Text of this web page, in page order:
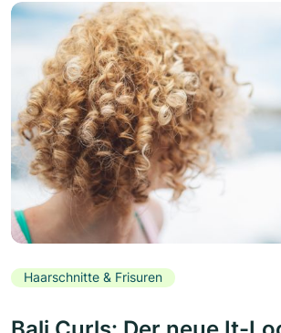
Haarschnitte & Frisuren